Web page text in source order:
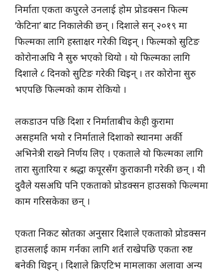
निर्माता एकता कपुरले उनलाई होम प्रोडक्सन फिल्म
‘केटिना’ बाट निकालेकी छन् । दिशाले सन् २०१९ मा
फिल्मका लागि हस्ताक्षर गरेकी थिइन् । फिल्मको सुटिङ
कोरोनाअघि नै सुरु भएको थियो । यो फिल्मका लागि
दिशाले ८ दिनको सुटिङ गरेकी थिइन् । तर कोरोना सुरु
भएपछि फिल्मको काम रोकियो ।
लकडाउन पछि दिशा र निर्माताबीच केही कुरामा
असहमति भयो र निर्माताले दिशाको स्थानमा अर्की
अभिनेत्री राख्ने निर्णय लिए । एकताले यो फिल्मका लागि
तारा सुतारिया र श्रद्धा कपूरसँग कुराकानी गरेकी छन् । यी
दुवैले यसअघि पनि एकताको प्रोडक्सन हाउसको फिल्ममा
काम गरिसकेका छन् ।
एकता निकट स्रोतका अनुसार दिशाले एकताको प्रोडक्सन
हाउसलाई काम गर्नका लागि शर्त राखेपछि एकता रुष्ट
बनेकी थिइन् । दिशाले क्रिएटिभ मामलाका अलावा अन्य